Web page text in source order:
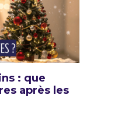
: que
après les